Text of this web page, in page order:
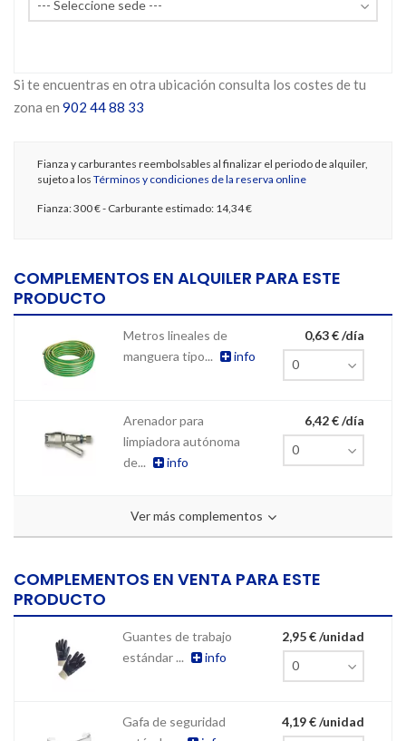
Si te encuentras en otra ubicación consulta los costes de tu
zona en 902 44 88 33
Fianza y carburantes reembolsables al finalizar el periodo de alquiler,
sujeto a los Términos y condiciones de la reserva online
Fianza:300 €- Carburante estimado: 14,34 €
COMPLEMENTOS EN ALQUILER PARA ESTE
PRODUCTO
Metros lineales de
manguera tipo...
info
0,63 € /día
Arenador para
limpiadora autónoma
de...
info
6,42 € /día
Ver más complementos
COMPLEMENTOS EN VENTA PARA ESTE
PRODUCTO
Guantes de trabajo
estándar ...
info
2,95 € /unidad
Gafa de seguridad
4,19 € /unidad